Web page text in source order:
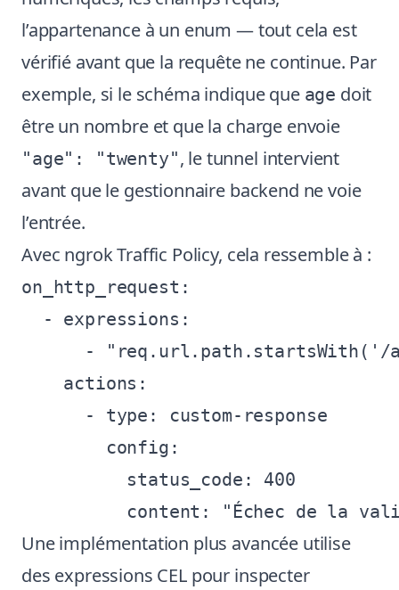
l’appartenance à un enum — tout cela est
vérifié avant que la requête ne continue. Par
exemple, si le schéma indique que age doit
être un nombre et que la charge envoie
"age": "twenty", le tunnel intervient
avant que le gestionnaire backend ne voie
l’entrée.
Avec ngrok Traffic Policy, cela ressemble à :
on_http_request:
  - expressions:
-
    actions:
      - type: custom-response
        config:
          status_code: 400
Une implémentation plus avancée utilise
des expressions CEL pour inspecter